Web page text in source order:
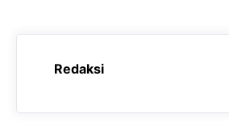
c
o
a
A
l
e
r
s
n
Redaksi